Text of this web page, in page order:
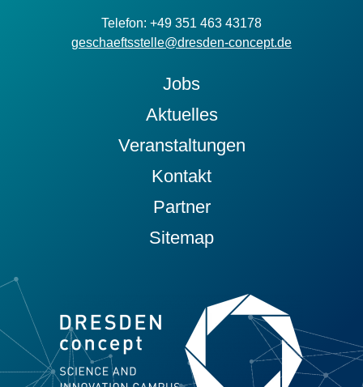
Telefon: +49 351 463 43178
geschaeftsstelle@dresden-concept.de
Jobs
Aktuelles
Veranstaltungen
Kontakt
Partner
Sitemap